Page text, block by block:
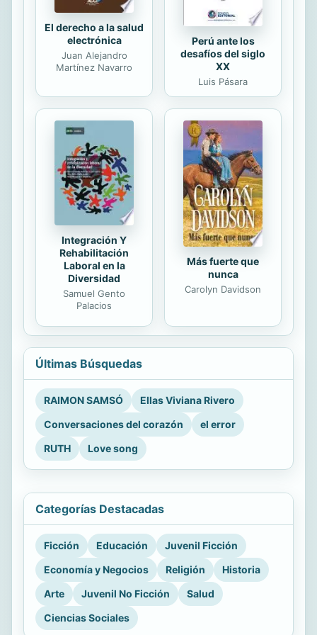
El derecho a la salud
electrónica
Juan Alejandro
Martínez Navarro
Perú ante los
desafíos del siglo
XX
Luis Pásara
Integración Y
Rehabilitación
Laboral en la
Diversidad
Samuel Gento
Palacios
Más fuerte que
nunca
Carolyn Davidson
Últimas Búsquedas
RAIMON SAMSÓ
Ellas Viviana Rivero
Conversaciones del corazón
el error
RUTH
Love song
Categorías Destacadas
Ficción Educación
Juvenil Ficción
Economía y Negocios
Religión
Historia
Arte
Juvenil No Ficción
Salud
Ciencias Sociales